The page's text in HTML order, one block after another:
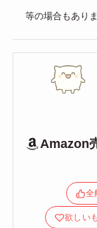
等の場合もありま
Amazon
全
欲しい